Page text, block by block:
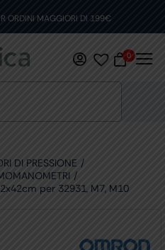
ORDINI MAGGIORI DI 199€
0
DI PRESSIONE
per 32931, M7, M10